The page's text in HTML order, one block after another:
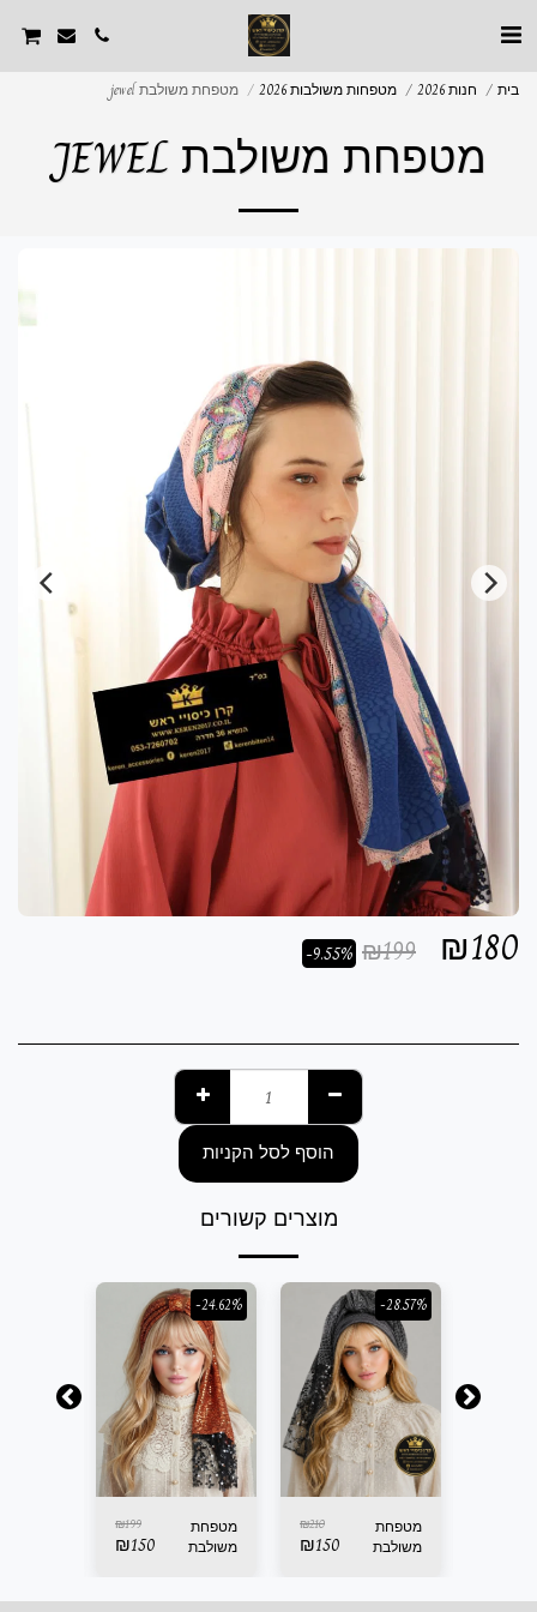
בית חנות 2026 מטפחות משולבות 2026 מטפחת משולבת jewel
מטפחת משולבת JEWEL
₪180
₪199
-9.55%
הוסף לסל הקניות
מוצרים קשורים
-28.57%
מטפחת
משולבת
₪210
₪150
-24.62%
מטפחת
משולבת
₪199
₪150